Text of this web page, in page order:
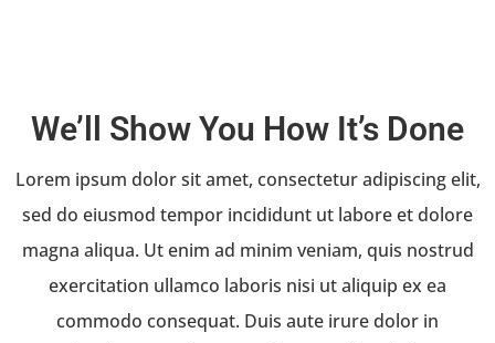
We’ll Show You How It’s Done
Lorem ipsum dolor sit amet, consectetur adipiscing elit,
sed do eiusmod tempor incididunt ut labore et dolore
magna aliqua. Ut enim ad minim veniam, quis nostrud
exercitation ullamco laboris nisi ut aliquip ex ea
commodo consequat. Duis aute irure dolor in